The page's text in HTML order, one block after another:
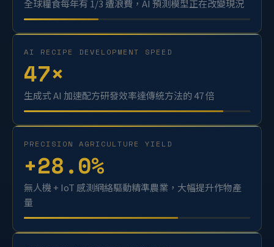
全球糧食每年有 1/3 遭浪費，AI 預測模型正在改變現況
AI RECIPE DEVELOPMENT SPEED
47×
生成式 AI 加速配方研發效率達傳統方法的 47 倍
PRECISION AGRICULTURE YIELD
+28.0%
無人機 + IoT 感測網絡驅動精準農業，大幅提升作物產
量